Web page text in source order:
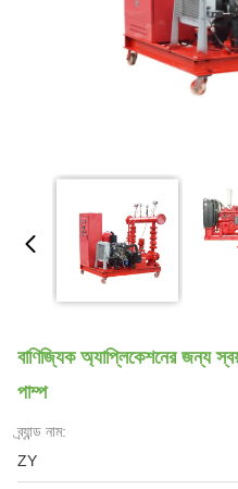
বাণিজ্যিক অ্যাপ্লিকেশনের জন্য
পাম্প
ব্র্যান্ড নাম:
ZY